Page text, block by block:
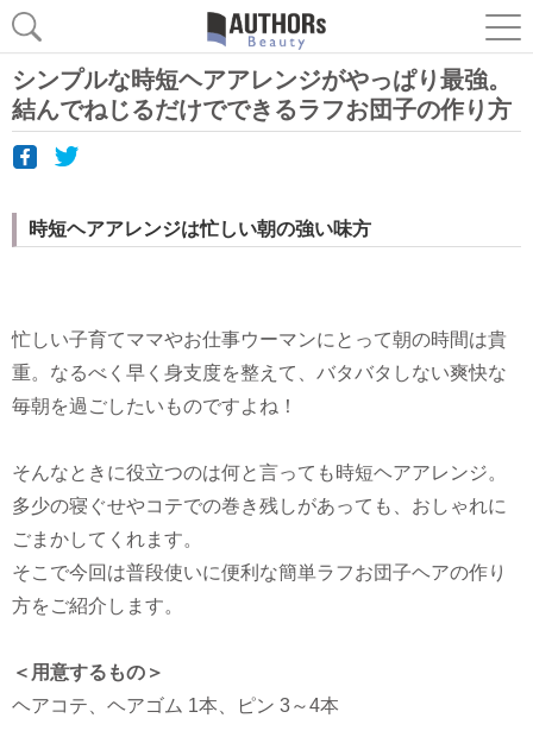
シンプルな時短ヘアアレンジがやっぱり最強。
結んでねじるだけでできるラフお団子の作り方
時短ヘアアレンジは忙しい朝の強い味方
忙しい子育てママやお仕事ウーマンにとって朝の時間は貴
重。なるべく早く身支度を整えて、バタバタしない爽快な
毎朝を過ごしたいものですよね！
そんなときに役立つのは何と言っても時短ヘアアレンジ。
多少の寝ぐせやコテでの巻き残しがあっても、おしゃれに
ごまかしてくれます。
そこで今回は普段使いに便利な簡単ラフお団子ヘアの作り
方をご紹介します。
＜用意するもの＞
ヘアコテ、ヘアゴム 1本、ピン 3～4本